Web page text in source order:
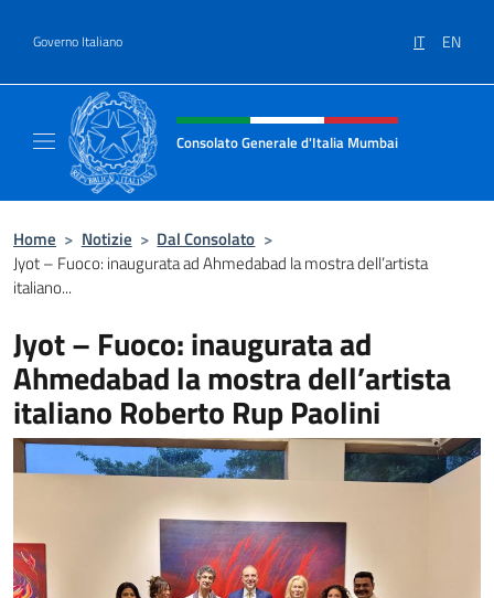
Governo Italiano IT EN
Intestazione sito, social e menù
Consolato Generale d'Italia Mumbai
Home > Notizie > Dal Consolato >
Jyot – Fuoco: inaugurata ad Ahmedabad la mostra dell’artista
italiano...
Jyot – Fuoco: inaugurata ad
Ahmedabad la mostra dell’artista
italiano Roberto Rup Paolini